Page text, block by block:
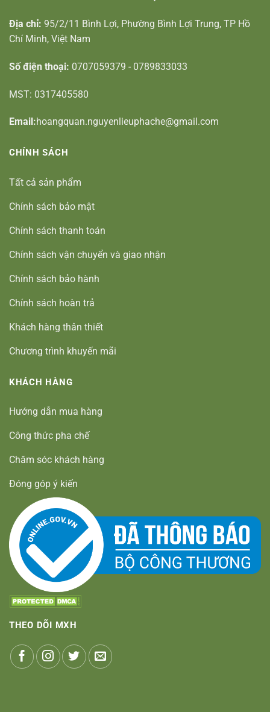
Địa chỉ: 95/2/11 Bình Lợi, Phường Bình Lợi Trung, TP Hồ
Chí Minh, Việt Nam
Số điện thoại: 0707059379 - 0789833033
MST: 0317405580
Email:hoangquan.nguyenlieuphache@gmail.com
CHÍNH SÁCH
Tất cả sản phẩm
Chính sách bảo mật
Chính sách thanh toán
Chính sách vận chuyển và giao nhận
Chính sách bảo hành
Chính sách hoàn trả
Khách hàng thân thiết
Chương trình khuyến mãi
KHÁCH HÀNG
Hướng dẫn mua hàng
Công thức pha chế
Chăm sóc khách hàng
Đóng góp ý kiến
THEO DÕI MXH